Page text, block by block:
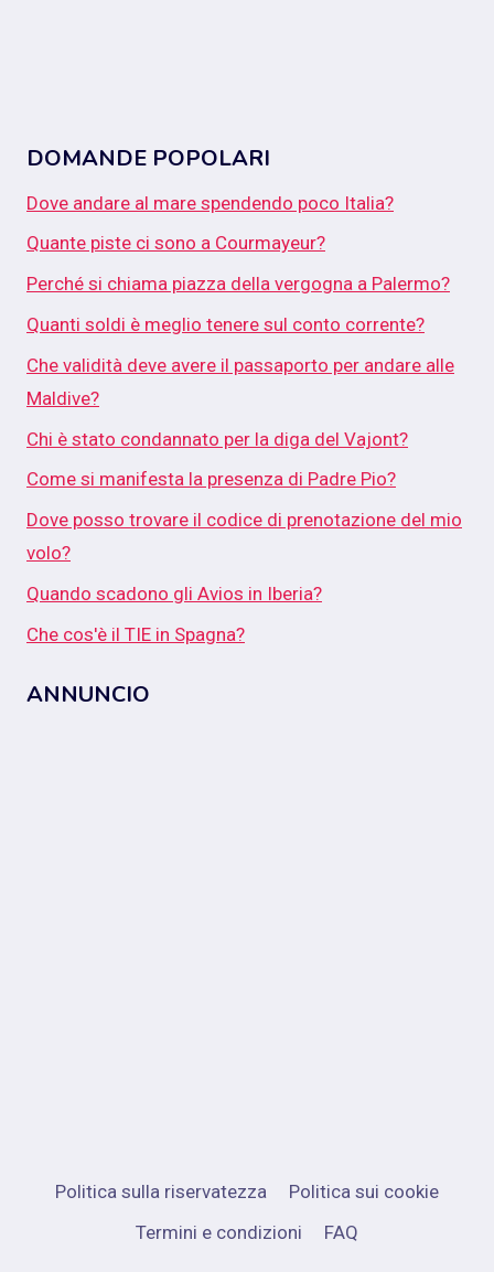
DOMANDE POPOLARI
Dove andare al mare spendendo poco Italia?
Quante piste ci sono a Courmayeur?
Perché si chiama piazza della vergogna a Palermo?
Quanti soldi è meglio tenere sul conto corrente?
Che validità deve avere il passaporto per andare alle
Maldive?
Chi è stato condannato per la diga del Vajont?
Come si manifesta la presenza di Padre Pio?
Dove posso trovare il codice di prenotazione del mio
volo?
Quando scadono gli Avios in Iberia?
Che cos'è il TIE in Spagna?
ANNUNCIO
Politica sulla riservatezza
Politica sui cookie
Termini e condizioni
FAQ